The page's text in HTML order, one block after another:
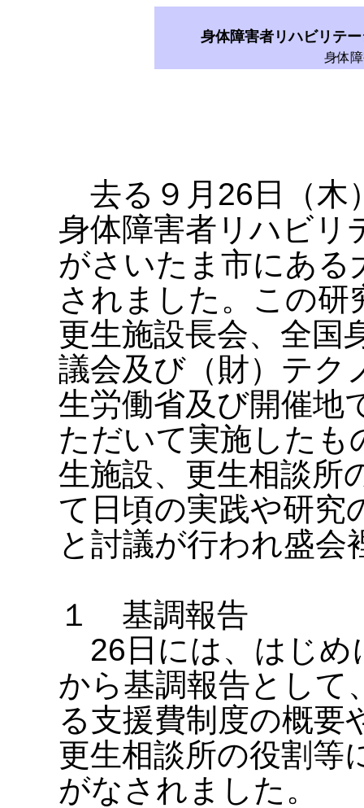
身体障害者リハビリテ
身体
去る９月26日（木
身体障害者リハビリ
がさいたま市にある
されました。この研
更生施設長会、全国
議会及び（財）テク
生労働省及び開催地
ただいて実施したも
生施設、更生相談所
て日頃の実践や研究
と討議が行われ盛会
１ 基調報告
26日には、はじめ
から基調報告として
る支援費制度の概要
更生相談所の役割等
がなされました。